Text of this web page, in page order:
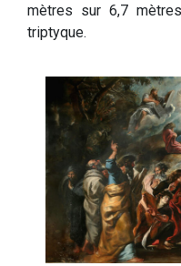
mètres sur 6,7
triptyque.